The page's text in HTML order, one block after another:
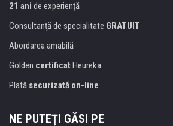
21 ani de experienţă
Consultanţă de specialitate GRATUIT
Abordarea amabilă
Golden certificat Heureka
Plată securizată on-line
NE PUTEŢI GĂSI PE